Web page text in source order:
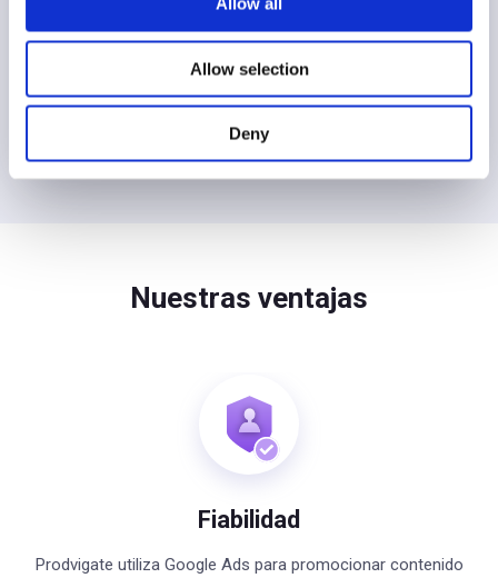
Allow selection
Deny
Comenzar la promoción
Iniciar sesiόn con YouTube
Nuestras ventajas
Fiabilidad
Prodvigate utiliza Google Ads para promocionar contenido